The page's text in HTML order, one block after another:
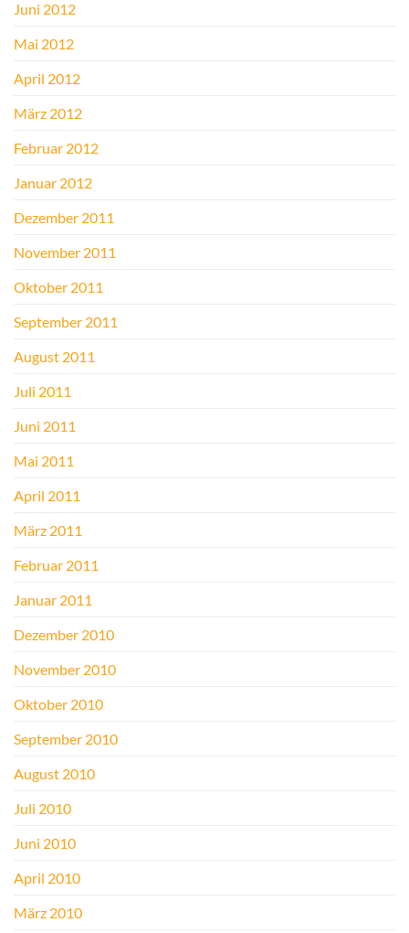
Juni 2012
Mai 2012
April 2012
März 2012
Februar 2012
Januar 2012
Dezember 2011
November 2011
Oktober 2011
September 2011
August 2011
Juli 2011
Juni 2011
Mai 2011
April 2011
März 2011
Februar 2011
Januar 2011
Dezember 2010
November 2010
Oktober 2010
September 2010
August 2010
Juli 2010
Juni 2010
April 2010
März 2010